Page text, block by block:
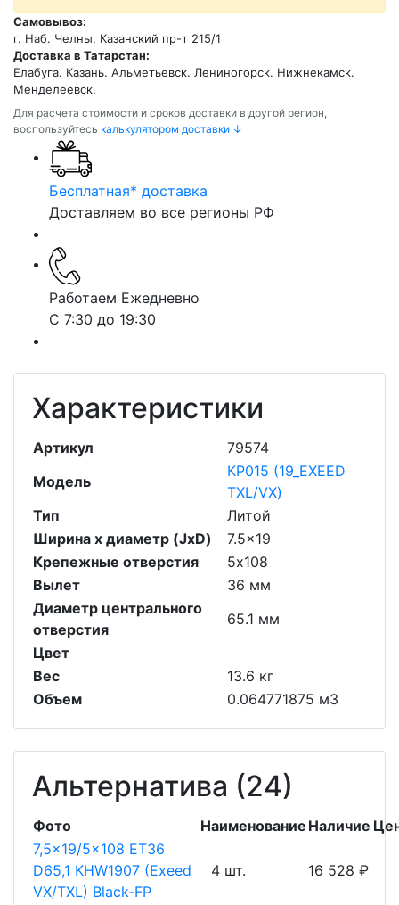
Самовывоз:
г. Наб. Челны, Казанский пр-т 215/1
Доставка в Татарстан:
Елабуга. Казань. Альметьевск. Лениногорск. Нижнекамск.
Менделеевск.
Для расчета стоимости и сроков доставки в другой регион,
воспользуйтесь калькулятором доставки ↓
Бесплатная* доставка
Доставляем во все регионы РФ
Работаем Ежедневно
С 7:30 до 19:30
Характеристики
Артикул
79574
Модель
КР015 (19_EXEED
TXL/VX)
Тип
Литой
Ширина х диаметр (JxD)
7.5x19
Крепежные отверстия
5х108
Вылет
36 мм
Диаметр центрального
отверстия
65.1 мм
Цвет
Вес
13.6 кг
Объем
0.064771875 м3
Альтернатива (24)
Фото Наименование Наличие
7,5x19/5x108 ET36
D65,1 KHW1907 (Exeed
VX/TXL) Black-FP
4 шт. 16 528 ₽